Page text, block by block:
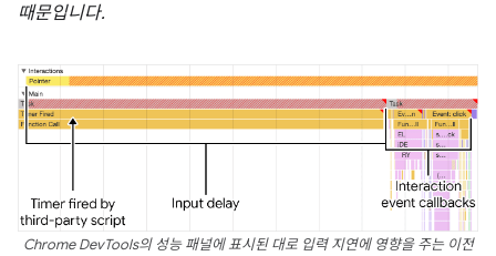
때문입니다.
Chrome DevTools의 성능 패널에 표시된 대로 입력 지연에 영향을 주는 이전